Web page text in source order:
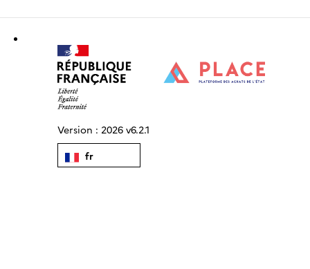
Version : 2026 v6.2.1
fr